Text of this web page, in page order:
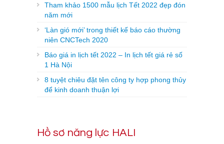
Tham khảo 1500 mẫu lịch Tết 2022 đẹp đón
năm mới
‘Làn gió mới’ trong thiết kế báo cáo thường
niên CNCTech 2020
Báo giá in lịch tết 2022 – In lịch tết giá rẻ số
1 Hà Nội
8 tuyệt chiêu đặt tên công ty hợp phong thủy
để kinh doanh thuận lợi
Hồ sơ năng lực HALI